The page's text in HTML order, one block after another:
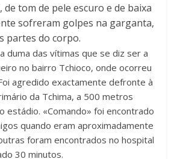
tom de pele escuro e de baixa
sofreram golpes na garganta,
partes do corpo.
duma das vítimas que se diz ser a
no bairro Tchioco, onde ocorreu
agredido exactamente defronte à
da Tchima, a 500 metros
estádio. «Comando» foi encontrado
quando eram aproximadamente
foram encontrados no hospital
30 minutos.